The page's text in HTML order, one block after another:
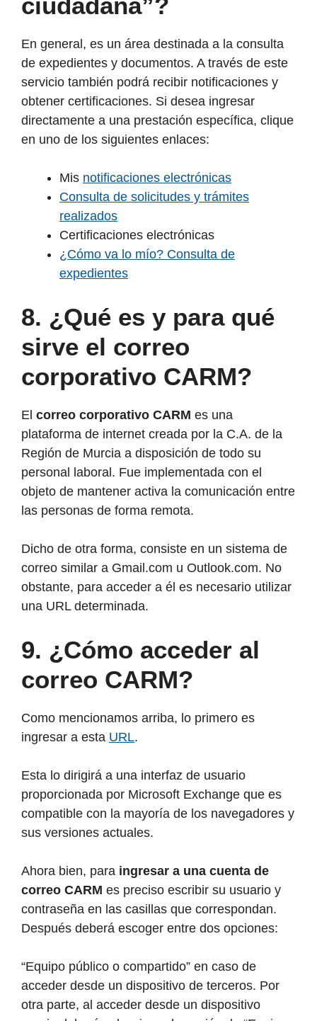
En general, es un área destinada a la consulta
de expedientes y documentos. A través de este
servicio también podrá recibir notificaciones y
obtener certificaciones. Si desea ingresar
directamente a una prestación específica, clique
en uno de los siguientes enlaces:
Mis notificaciones electrónicas
Consulta de solicitudes y trámites
realizados
Certificaciones electrónicas
¿Cómo va lo mío? Consulta de
expedientes
8. ¿Qué es y para qué
sirve el correo
corporativo CARM?
El correo corporativo CARM es una
plataforma de internet creada por la C.A. de la
Región de Murcia a disposición de todo su
personal laboral. Fue implementada con el
objeto de mantener activa la comunicación entre
las personas de forma remota.
Dicho de otra forma, consiste en un sistema de
correo similar a Gmail.com u Outlook.com. No
obstante, para acceder a él es necesario utilizar
una URL determinada.
9. ¿Cómo acceder al
correo CARM?
Como mencionamos arriba, lo primero es
ingresar a esta URL.
Esta lo dirigirá a una interfaz de usuario
proporcionada por Microsoft Exchange que es
compatible con la mayoría de los navegadores y
sus versiones actuales.
Ahora bien, para ingresar a una cuenta de
correo CARM es preciso escribir su usuario y
contraseña en las casillas que correspondan.
Después deberá escoger entre dos opciones:
“Equipo público o compartido” en caso de
acceder desde un dispositivo de terceros. Por
otra parte, al acceder desde un dispositivo